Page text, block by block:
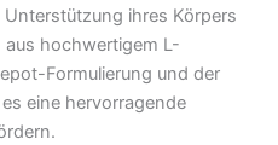
Unterstützung ihres Körpers
aus hochwertigem L-
Formulierung und der
eine hervorragende